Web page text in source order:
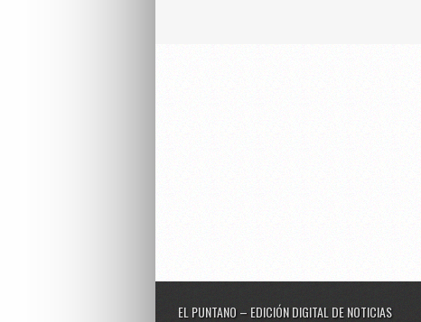
EL PUNTANO – EDICIÓN DIGITAL DE NOTICIAS